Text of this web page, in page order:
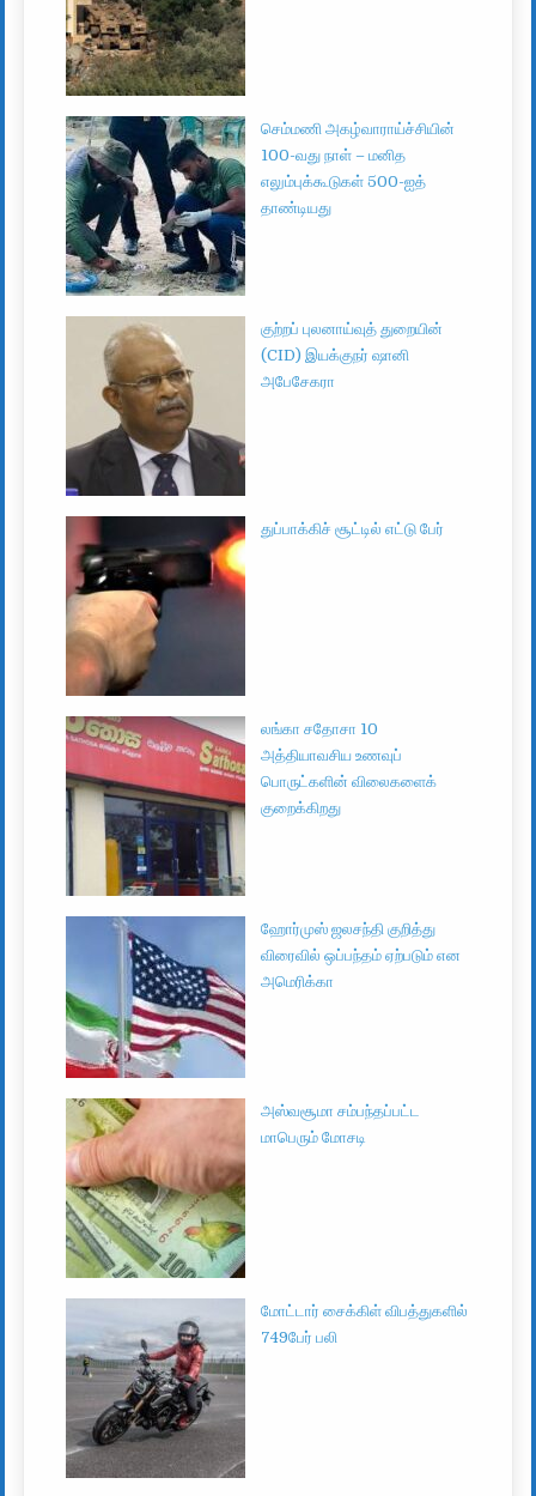
செம்மணி அகழ்வாராய்ச்சியின்
100-வது நாள் – மனித
எலும்புக்கூடுகள் 500-ஐத்
தாண்டியது
குற்றப் புலனாய்வுத் துறையின்
(CID) இயக்குநர் ஷானி
அபேசேகரா
துப்பாக்கிச் சூட்டில் எட்டு பேர்
லங்கா சதோசா 10
அத்தியாவசிய உணவுப்
பொருட்களின் விலைகளைக்
குறைக்கிறது
ஹோர்முஸ் ஜலசந்தி குறித்து
விரைவில் ஒப்பந்தம் ஏற்படும் என
அமெரிக்கா
அஸ்வசூமா சம்பந்தப்பட்ட
மாபெரும் மோசடி
மோட்டார் சைக்கிள் விபத்துகளில்
749பேர் பலி